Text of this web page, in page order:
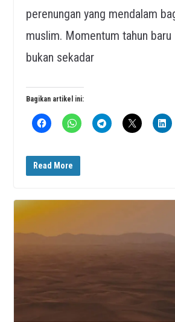
perenungan yang mendalam
muslim. Momentum tahun baru
bukan sekadar
Bagikan artikel ini:
Read More